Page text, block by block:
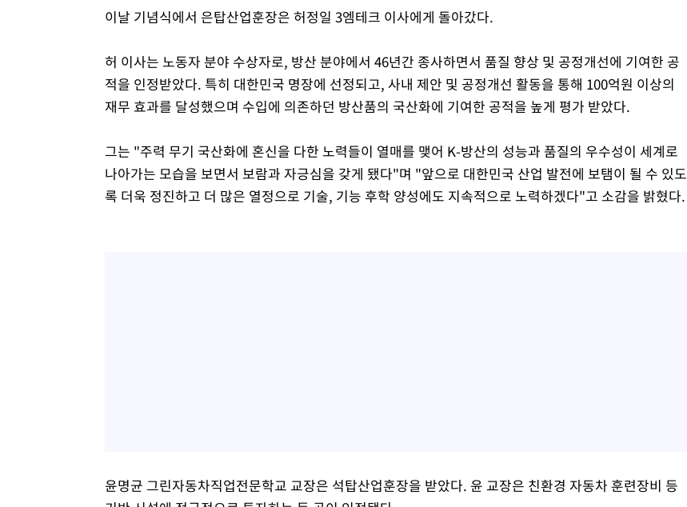
이날 기념식에서 은탑산업훈장은 허정일 3엠테크 이사에게 돌아갔다.
허 이사는 노동자 분야 수상자로, 방산 분야에서 46년간 종사하면서 품질 향상 및 공정개선에 기여한 공
적을 인정받았다. 특히 대한민국 명장에 선정되고, 사내 제안 및 공정개선 활동을 통해 100억원 이상의
재무 효과를 달성했으며 수입에 의존하던 방산품의 국산화에 기여한 공적을 높게 평가 받았다.
그는 "주력 무기 국산화에 혼신을 다한 노력들이 열매를 맺어 K-방산의 성능과 품질의 우수성이 세계로
나아가는 모습을 보면서 보람과 자긍심을 갖게 됐다"며 "앞으로 대한민국 산업 발전에 보탬이 될 수 있도
록 더욱 정진하고 더 많은 열정으로 기술, 기능 후학 양성에도 지속적으로 노력하겠다"고 소감을 밝혔다.
윤명균 그린자동차직업전문학교 교장은 석탑산업훈장을 받았다. 윤 교장은 친환경 자동차 훈련장비 등